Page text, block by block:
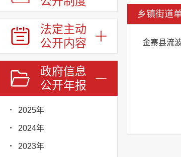
法定主动
公开内容
政府信息
公开年报
2025年
2024年
2023年
乡镇街道
金寨县流